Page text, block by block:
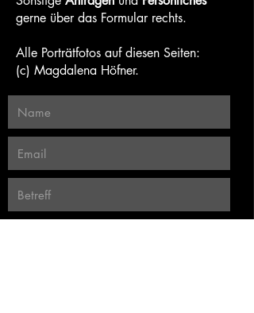
gerne über das Formular rechts.
Alle Porträtfotos auf diesen Seiten:
(c) Magdalena Höfner.